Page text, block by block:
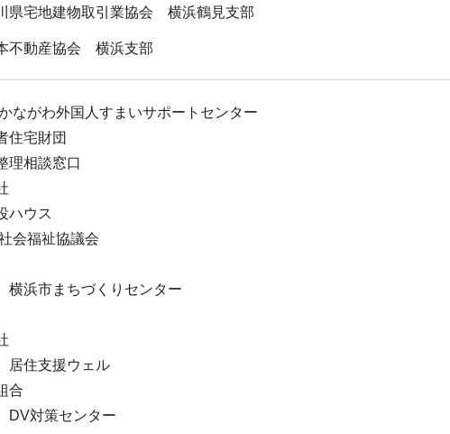
県宅地建物取引業協会 横浜鶴見支部
不動産協会 横浜支部
ながわ外国人すまいサポートセンター
住宅財団
理相談窓口
ハウス
会福祉協議会
浜市まちづくりセンター
住支援ウェル
合
対策センター